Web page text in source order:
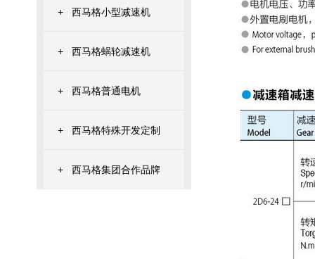
+ 西马格小型减速机
+ 西马格蜗轮减速机
+ 西马格普通电机
+ 西马格特殊开发定制
+ 西马格集团合作品牌